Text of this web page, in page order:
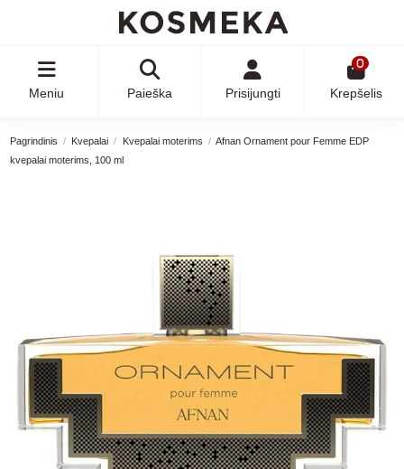
Meniu Paieška Prisijungti
0
Krepšelis
Pagrindinis Kvepalai Kvepalai moterims
Afnan Ornament pour Femme EDP
kvepalai moterims, 100 ml